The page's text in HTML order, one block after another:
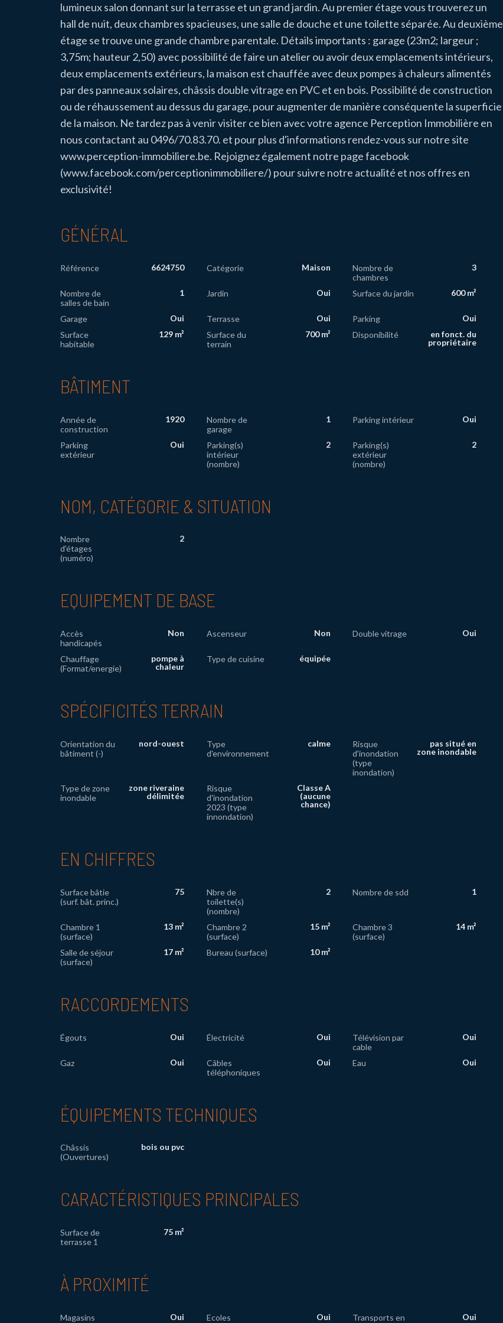
lumineux salon donnant sur la terrasse et un grand jardin. Au premier étage vous trouverez un
hall de nuit, deux chambres spacieuses, une salle de douche et une toilette séparée. Au deuxième
étage se trouve une grande chambre parentale. Détails importants : garage (23m2; largeur ;
3,75m; hauteur 2,50) avec possibilité de faire un atelier ou avoir deux emplacements intérieurs,
deux emplacements extérieurs, la maison est chauffée avec deux pompes à chaleurs alimentés
par des panneaux solaires, châssis double vitrage en PVC et en bois. Possibilité de construction
ou de réhaussement au dessus du garage, pour augmenter de manière conséquente la superficie
de la maison. Ne tardez pas à venir visiter ce bien avec votre agence Perception Immobilière en
nous contactant au 0496/70.83.70. et pour plus d'informations rendez-vous sur notre site
www.perception-immobiliere.be. Rejoignez également notre page facebook
(www.facebook.com/perceptionimmobiliere/) pour suivre notre actualité et nos offres en
exclusivité!
GÉNÉRAL
Référence 6624750 Catégorie Maison
Nombre de
chambres
3
Nombre de
salles de bain
1 Jardin Oui Surface du jardin 600 m²
Garage Oui Terrasse Oui Parking
Oui
Surface
habitable
129 m²
Surface du
terrain
700 m² Disponibilité
en fonct. du
propriétaire
BÂTIMENT
Année de
construction
1920
Nombre de
garage
1 Parking intérieur Oui
Parking
extérieur
Oui
Parking(s)
intérieur
(nombre)
2
Parking(s)
extérieur
(nombre)
2
NOM, CATÉGORIE & SITUATION
Nombre
d'étages
(numéro)
2
EQUIPEMENT DE BASE
Accès
handicapés
Non Ascenseur Non Double vitrage Oui
Chauffage
(Format/energie)
pompe à
chaleur
Type de cuisine équipée
SPÉCIFICITÉS TERRAIN
Orientation du
bâtiment (-)
nord-ouest
Type
d'environnement
calme
Risque
d'inondation
(type
inondation)
pas situé en
zone inondable
Type de zone
inondable
zone riveraine
délimitée
Risque
d'inondation
2023 (type
innondation)
Classe A
(aucune
chance)
EN CHIFFRES
Surface bâtie
(surf. bât. princ.)
75
Nbre de
toilette(s)
(nombre)
2 Nombre de sdd 1
Chambre 1
(surface)
13 m²
Chambre 2
(surface)
15 m²
Chambre 3
(surface)
14 m²
Salle de séjour
(surface)
17 m² Bureau (surface) 10 m²
RACCORDEMENTS
Égouts Oui Électricité Oui
Télévision par
cable
Oui
Gaz Oui
Câbles
téléphoniques
Oui Eau Oui
ÉQUIPEMENTS TECHNIQUES
Châssis
(Ouvertures)
bois ou pvc
CARACTÉRISTIQUES PRINCIPALES
Surface de
terrasse 1
75 m²
À PROXIMITÉ
Magasins Oui Ecoles Oui
Transports en
Oui